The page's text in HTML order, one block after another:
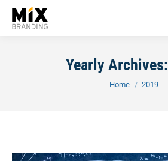
Yearly Archives:
You are here:
Home 2019